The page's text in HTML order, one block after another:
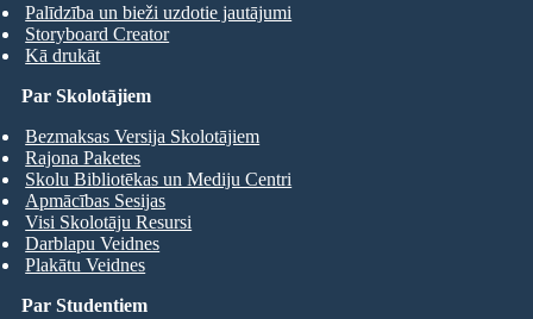
Palīdzība un bieži uzdotie jautājumi
Storyboard Creator
Kā drukāt
Par Studentiem
Par Skolotājiem
Bezmaksas Versija Skolotājiem
Rajona Paketes
Skolu Bibliotēkas un Mediju Centri
Apmācības Sesijas
Visi Skolotāju Resursi
Darblapu Veidnes
Plakātu Veidnes